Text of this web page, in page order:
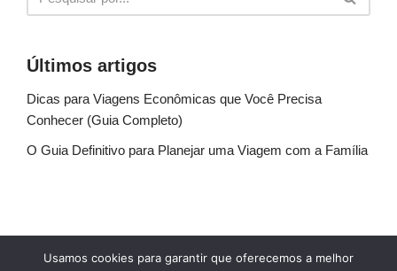
Últimos artigos
Dicas para Viagens Econômicas que Você Precisa
Conhecer (Guia Completo)
O Guia Definitivo para Planejar uma Viagem com a Família
Sobre Nós Fale conosco
Política de Privacidade
Usamos cookies para garantir que oferecemos a melhor